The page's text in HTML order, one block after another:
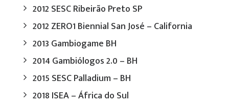
2012 SESC Ribeirão Preto SP
2012 ZERO1 Biennial San José – California
2013 Gambiogame BH
2014 Gambiólogos 2.0 – BH
2015 SESC Palladium – BH
2018 ISEA – África do Sul